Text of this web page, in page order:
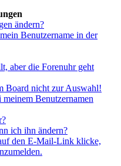
ändern?
Benutzername in der
aber die Forenuhr geht
Board nicht zur Auswahl!
Benutzernamen
ich ihn ändern?
den E-Mail-Link klicke,